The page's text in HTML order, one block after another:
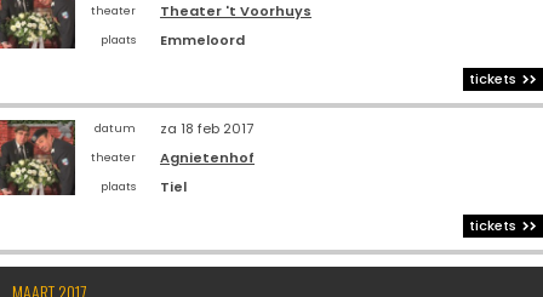
theater Theater 't Voorhuys
plaats
Emmeloord
tickets
datum za 18 feb 2017
theater Agnietenhof
plaats
Tiel
tickets
MAART 2017